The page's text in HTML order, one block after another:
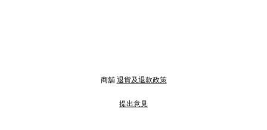
商舖 退貨及退款政策
提出意見